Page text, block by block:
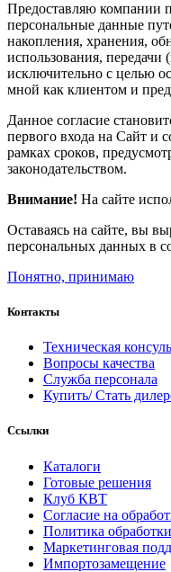
Предоставляю компании
персональные данные
накопления, хранения,
использования, передачи
исключительно с целью
мной как клиентом и
Данное согласие
первого входа на Сайт и
рамках сроков,
законодательством.
Внимание! На сайте
Оставаясь на сайте, вы
персональных данных в
Понятно, принимаю
Контакты
Техническая
Вопросы качества
Служба персонала
Купить/ Стать
Ссылки
Каталоги
Готовые решения
Клуб КВТ
Согласие на
Политика
Маркетинговая
Импортозамещение